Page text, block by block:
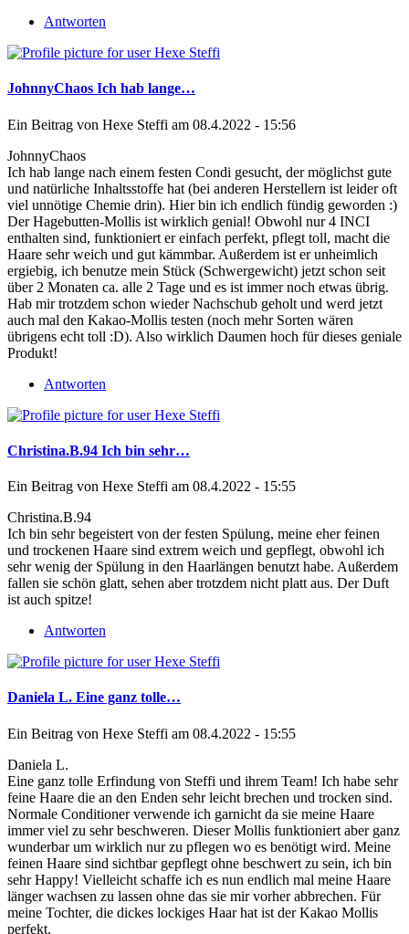
Antworten
JohnnyChaos Ich hab lange…
Ein Beitrag von Hexe Steffi am 08.4.2022 - 15:56
JohnnyChaos
Ich hab lange nach einem festen Condi gesucht, der möglichst gute
und natürliche Inhaltsstoffe hat (bei anderen Herstellern ist leider oft
viel unnötige Chemie drin). Hier bin ich endlich fündig geworden :)
Der Hagebutten-Mollis ist wirklich genial! Obwohl nur 4 INCI
enthalten sind, funktioniert er einfach perfekt, pflegt toll, macht die
Haare sehr weich und gut kämmbar. Außerdem ist er unheimlich
ergiebig, ich benutze mein Stück (Schwergewicht) jetzt schon seit
über 2 Monaten ca. alle 2 Tage und es ist immer noch etwas übrig.
Hab mir trotzdem schon wieder Nachschub geholt und werd jetzt
auch mal den Kakao-Mollis testen (noch mehr Sorten wären
übrigens echt toll :D). Also wirklich Daumen hoch für dieses geniale
Produkt!
Antworten
Christina.B.94 Ich bin sehr…
Ein Beitrag von Hexe Steffi am 08.4.2022 - 15:55
Christina.B.94
Ich bin sehr begeistert von der festen Spülung, meine eher feinen
und trockenen Haare sind extrem weich und gepflegt, obwohl ich
sehr wenig der Spülung in den Haarlängen benutzt habe. Außerdem
fallen sie schön glatt, sehen aber trotzdem nicht platt aus. Der Duft
ist auch spitze!
Antworten
Daniela L. Eine ganz tolle…
Ein Beitrag von Hexe Steffi am 08.4.2022 - 15:55
Daniela L.
Eine ganz tolle Erfindung von Steffi und ihrem Team! Ich habe sehr
feine Haare die an den Enden sehr leicht brechen und trocken sind.
Normale Conditioner verwende ich garnicht da sie meine Haare
immer viel zu sehr beschweren. Dieser Mollis funktioniert aber ganz
wunderbar um wirklich nur zu pflegen wo es benötigt wird. Meine
feinen Haare sind sichtbar gepflegt ohne beschwert zu sein, ich bin
sehr Happy! Vielleicht schaffe ich es nun endlich mal meine Haare
länger wachsen zu lassen ohne das sie mir vorher abbrechen. Für
meine Tochter, die dickes lockiges Haar hat ist der Kakao Mollis
perfekt.